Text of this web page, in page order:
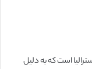
است که به دلیل